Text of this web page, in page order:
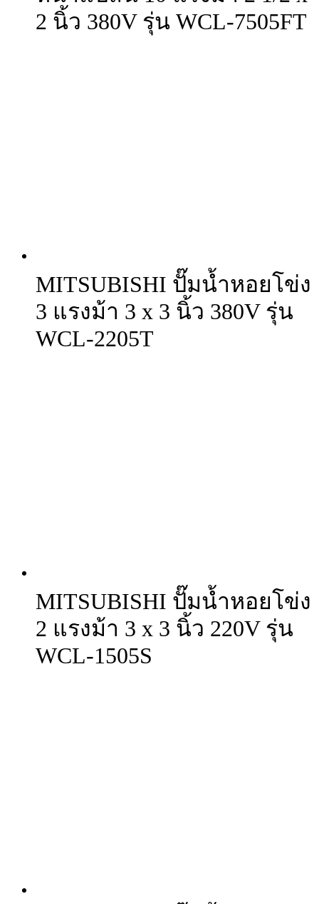
2 นิ้ว 380V รุ่น WCL-7505FT
MITSUBISHI ปั๊มน้ำหอยโข่ง
3 แรงม้า 3 x 3 นิ้ว 380V รุ่น
WCL-2205T
MITSUBISHI ปั๊มน้ำหอยโข่ง
2 แรงม้า 3 x 3 นิ้ว 220V รุ่น
WCL-1505S